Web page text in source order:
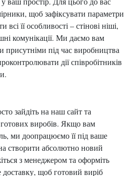
щоб зафіксувати параметри
її особливості – стінові ніші,
комунікації. Ми даємо вам
присутніми під час виробництва
дії співробітників
зайдіть на наш сайт та
виробів. Якщо вам
ми доопрацюємо її під ваше
створити абсолютно новий
з менеджером та оформіть
доставку, щоб готовий виріб